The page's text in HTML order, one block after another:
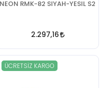
NEON RMK-82 SIYAH-YESIL S2
2.297,16
ÜCRETSIZ KARGO